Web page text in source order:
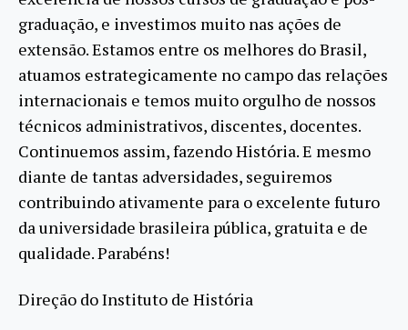
graduação, e investimos muito nas ações de
extensão. Estamos entre os melhores do Brasil,
atuamos estrategicamente no campo das relações
internacionais e temos muito orgulho de nossos
técnicos administrativos, discentes, docentes.
Continuemos assim, fazendo História. E mesmo
diante de tantas adversidades, seguiremos
contribuindo ativamente para o excelente futuro
da universidade brasileira pública, gratuita e de
qualidade. Parabéns!
Direção do Instituto de História